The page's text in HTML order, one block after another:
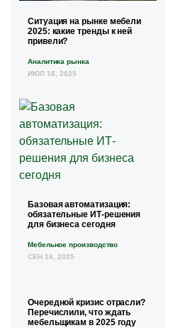
Ситуация на рынке мебели
2025: какие тренды к ней
привели?
Аналитика рынка
ИЮЛ 18, 2025
Базовая автоматизация:
обязательные ИТ-решения
для бизнеса сегодня
Мебельное производство
СЕН 16, 2025
Очередной кризис отрасли?
Перечислили, что ждать
мебельщикам в 2025 году